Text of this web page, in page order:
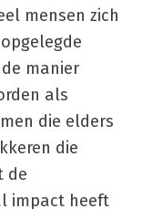
mensen zich
manier
als
die elders
die
de
impact heeft